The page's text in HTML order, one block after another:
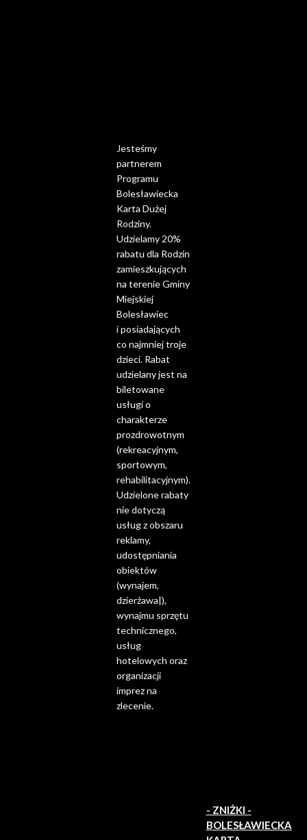
Jesteśmy
partnerem
Programu
Bolesławiecka
Karta Dużej
Rodziny.
Udzielamy 20%
rabatu dla Rodzin
zamieszkujących
na terenie Gminy
Miejskiej
Bolesławiec
i posiadających
co najmniej troje
dzieci. Rabat
udzielany jest na
biletowane
usługi o
charakterze
prozdrowotnym
(rekreacyjnym,
sportowym,
rehabilitacyjnym).
Udzielone rabaty
nie dotyczą
usług z obszaru
reklamy,
udostępniania
obiektów
(wynajem,
dzierżawa|),
wynajmu sprzętu
technicznego,
usług
hotelowych oraz
organizacji
imprez na
zlecenie.
- ZNIŻKI -
BOLESŁAWIECKA